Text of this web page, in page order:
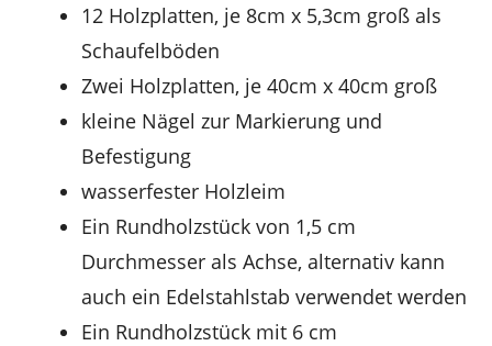
12 Holzplatten, je 8cm x 5,3cm groß als
Schaufelböden
Zwei Holzplatten, je 40cm x 40cm groß
kleine Nägel zur Markierung und
Befestigung
wasserfester Holzleim
Ein Rundholzstück von 1,5 cm
Durchmesser als Achse, alternativ kann
auch ein Edelstahlstab verwendet werden
Ein Rundholzstück mit 6 cm